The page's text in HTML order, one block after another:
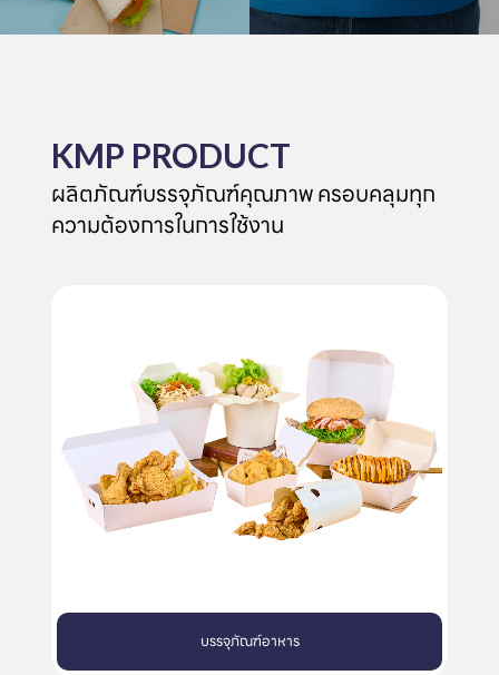
KMP PRODUCT
ผลิตภัณฑ์บรรจุภัณฑ์คุณภาพ ครอบคลุมทุก
ความต้องการในการใช้งาน
บรรจุภัณฑ์อาหาร